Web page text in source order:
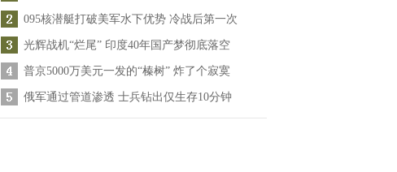
095核潜艇打破美军水下优势 冷战后第一次
光辉战机“烂尾” 印度40年国产梦彻底落空
普京5000万美元一发的“榛树” 炸了个寂寞
俄军通过管道渗透 士兵钻出仅生存10分钟